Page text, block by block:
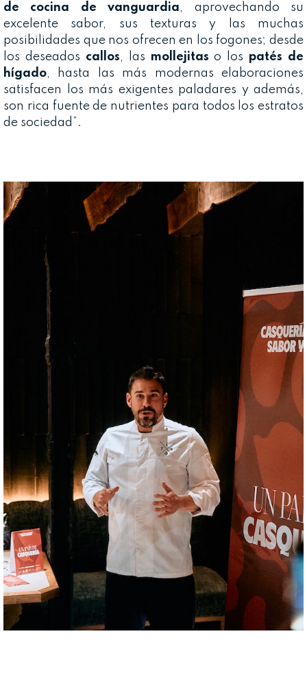
de cocina de vanguardia, aprovechando su
excelente sabor, sus texturas y las muchas
posibilidades que nos ofrecen en los fogones; desde
los deseados callos, las mollejitas o los patés de
hígado, hasta las más modernas elaboraciones
satisfacen los más exigentes paladares y además,
son rica fuente de nutrientes para todos los estratos
de sociedad”.